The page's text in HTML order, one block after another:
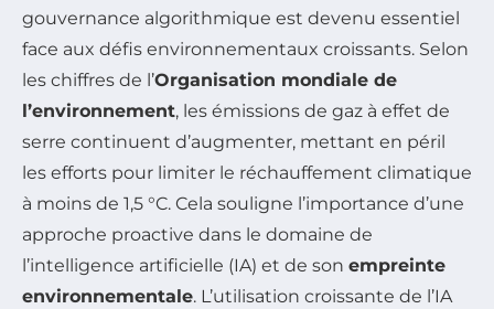
gouvernance algorithmique est devenu essentiel
face aux défis environnementaux croissants. Selon
les chiffres de l’Organisation mondiale de
l’environnement, les émissions de gaz à effet de
serre continuent d’augmenter, mettant en péril
les efforts pour limiter le réchauffement climatique
à moins de 1,5 °C. Cela souligne l’importance d’une
approche proactive dans le domaine de
l’intelligence artificielle (IA) et de son empreinte
environnementale. L’utilisation croissante de l’IA